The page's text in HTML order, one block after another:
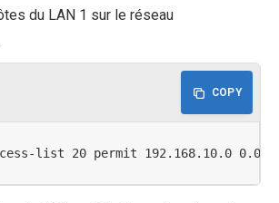
du LAN 1 sur le réseau
COPY
list 20 permit 192.168.10.0